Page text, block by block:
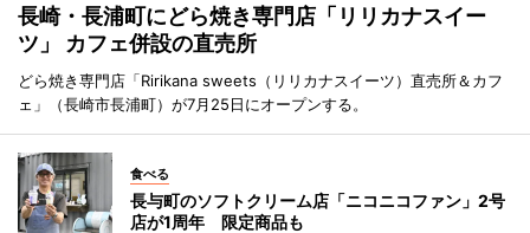
長崎・長浦町にどら焼き専門店「リリカナスイー
ツ」 カフェ併設の直売所
どら焼き専門店「Ririkana sweets（リリカナスイーツ）直売所＆カフ
ェ」（長崎市長浦町）が7月25日にオープンする。
食べる
長与町のソフトクリーム店「ニコニコファン」2号
店が1周年 限定商品も